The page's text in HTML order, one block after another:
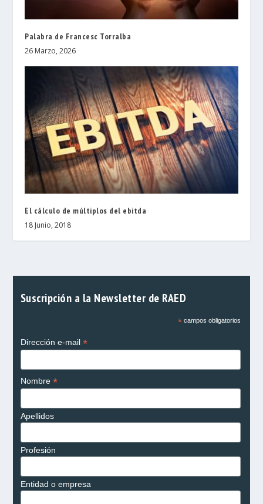
Palabra de Francesc Torralba
26 Marzo, 2026
El cálculo de múltiplos del ebitda
18 Junio, 2018
Suscripción a la Newsletter de RAED
*campos obligatorios
Dirección e-mail *
Nombre *
Apellidos
Profesión
Entidad o empresa